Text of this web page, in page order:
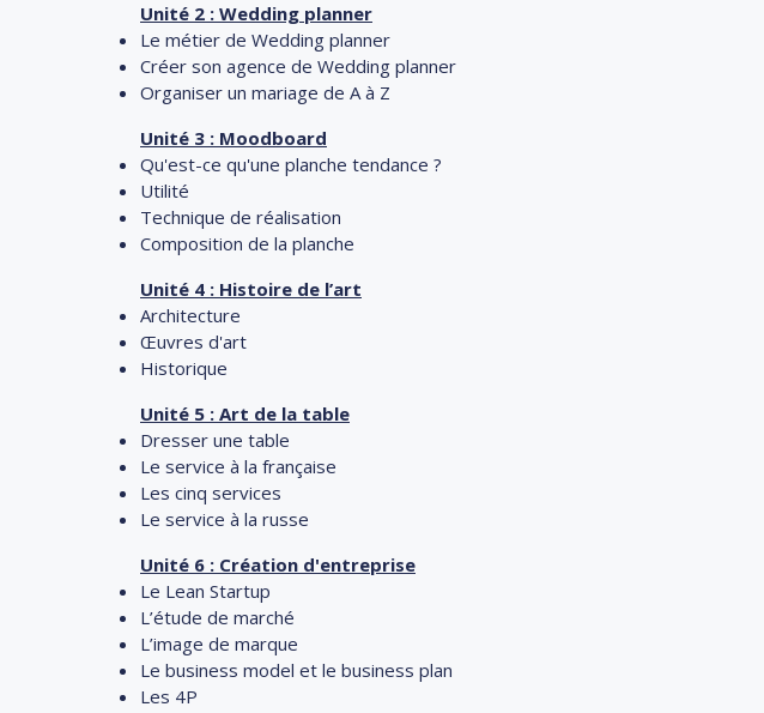
Unité 2 : Wedding planner
Le métier de Wedding planner
Créer son agence de Wedding planner
Organiser un mariage de A à Z
Unité 3 : Moodboard
Qu'est-ce qu'une planche tendance ?
Utilité
Technique de réalisation
Composition de la planche
Unité 4 : Histoire de l’art
Architecture
Œuvres d'art
Historique
Unité 5 : Art de la table
Dresser une table
Le service à la française
Les cinq services
Le service à la russe
Unité 6 : Création d'entreprise
Le Lean Startup
L’étude de marché
L’image de marque
Le business model et le business plan
Les 4P